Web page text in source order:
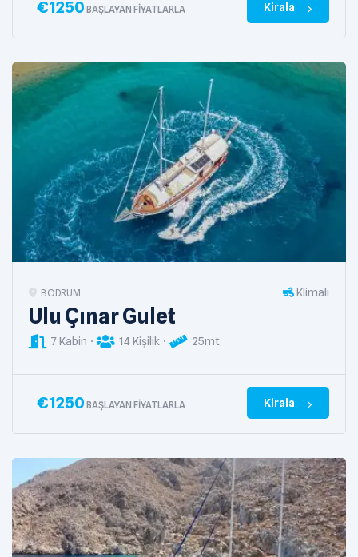
€1250 BAŞLAYAN FIYATLARLA Kirala
BODRUM Klimalı
Ulu Çınar Gulet
7 Kabin 14 Kişilik 25mt
€1250 BAŞLAYAN FIYATLARLA Kirala